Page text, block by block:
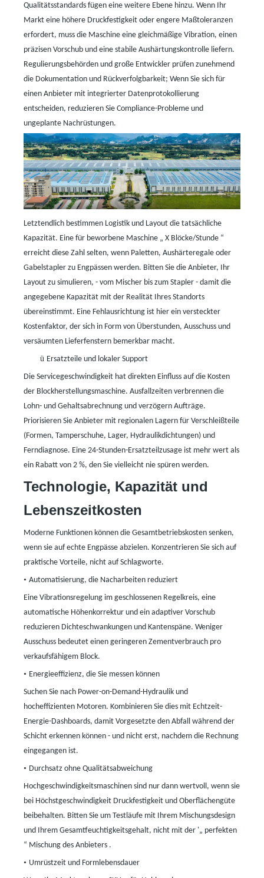
Qualitätsstandards fügen eine weitere Ebene hinzu. Wenn Ihr
Markt eine höhere Druckfestigkeit oder engere Maßtoleranzen
erfordert, muss die Maschine eine gleichmäßige Vibration, einen
präzisen Vorschub und eine stabile Aushärtungskontrolle liefern.
Regulierungsbehörden und große Entwickler prüfen zunehmend
die Dokumentation und Rückverfolgbarkeit; Wenn Sie sich für
einen Anbieter mit integrierter Datenprotokollierung
entscheiden, reduzieren Sie Compliance-Probleme und
ungeplante Nachrüstungen.
Letztendlich bestimmen Logistik und Layout die tatsächliche
Kapazität. Eine für beworbene Maschine „ X Blöcke/Stunde “
erreicht diese Zahl selten, wenn Paletten, Aushärteregale oder
Gabelstapler zu Engpässen werden. Bitten Sie die Anbieter, Ihr
Layout zu simulieren, - vom Mischer bis zum Stapler - damit die
angegebene Kapazität mit der Realität Ihres Standorts
übereinstimmt. Eine Fehlausrichtung ist hier ein versteckter
Kostenfaktor, der sich in Form von Überstunden, Ausschuss und
versäumten Lieferfenstern bemerkbar macht.
ü Ersatzteile und lokaler Support
Die Servicegeschwindigkeit hat direkten Einfluss auf die Kosten
der Blockherstellungsmaschine. Ausfallzeiten verbrennen die
Lohn- und Gehaltsabrechnung und verzögern Aufträge.
Priorisieren Sie Anbieter mit regionalen Lagern für Verschleißteile
(Formen, Tamperschuhe, Lager, Hydraulikdichtungen) und
Ferndiagnose. Eine 24-Stunden-Ersatzteilzusage ist mehr wert als
ein Rabatt von 2 %, den Sie vielleicht nie spüren werden.
Technologie, Kapazität und
Lebenszeitkosten
Moderne Funktionen können die Gesamtbetriebskosten senken,
wenn sie auf echte Engpässe abzielen. Konzentrieren Sie sich auf
praktische Vorteile, nicht auf Schlagworte.
• Automatisierung, die Nacharbeiten reduziert
Eine Vibrationsregelung im geschlossenen Regelkreis, eine
automatische Höhenkorrektur und ein adaptiver Vorschub
reduzieren Dichteschwankungen und Kantenspäne. Weniger
Ausschuss bedeutet einen geringeren Zementverbrauch pro
verkaufsfähigem Block.
• Energieeffizienz, die Sie messen können
Suchen Sie nach Power-on-Demand-Hydraulik und
hocheffizienten Motoren. Kombinieren Sie dies mit Echtzeit-
Energie-Dashboards, damit Vorgesetzte den Abfall während der
Schicht erkennen können - und nicht erst, nachdem die Rechnung
eingegangen ist.
• Durchsatz ohne Qualitätsabweichung
Hochgeschwindigkeitsmaschinen sind nur dann wertvoll, wenn sie
bei Höchstgeschwindigkeit Druckfestigkeit und Oberflächengüte
beibehalten. Bitten Sie um Testläufe mit Ihrem Mischungsdesign
und Ihrem Gesamtfeuchtigkeitsgehalt, nicht mit der '„ perfekten
“ Mischung des Anbieters .
• Umrüstzeit und Formlebensdauer